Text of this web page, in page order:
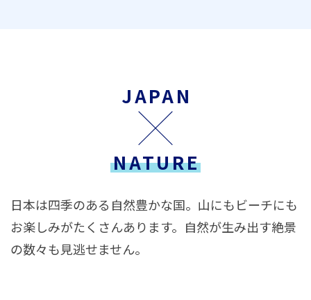
JAPAN
NATURE
日本は四季のある自然豊かな国。山にもビーチにも
お楽しみがたくさんあります。自然が生み出す絶景
の数々も見逃せません。